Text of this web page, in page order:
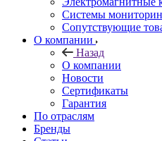
Системы
Сопутствующие
О компании
Назад
О компании
Новости
Сертификаты
Гарантия
По отраслям
Бренды